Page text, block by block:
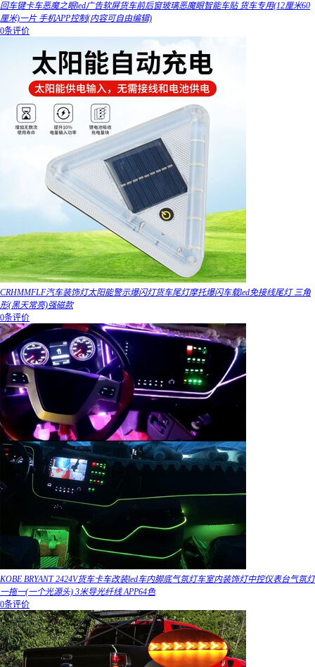
回车键卡车恶魔之眼led广告软屏货车前后窗玻璃恶魔眼智能车贴 货车专用(12厘米60
厘米)一片 手机APP控制(内容可自由编辑)
0条评价
CRHMMFLF汽车装饰灯太阳能警示爆闪灯货车尾灯摩托爆闪车载led免接线尾灯 三角
形(黑天常亮)强磁款
0条评价
KOBE BRYANT 2424V货车卡车改装led车内脚底气氛灯车室内装饰灯中控仪表台气氛灯
一拖一(一个光源头) 3米导光纤线 APP64色
0条评价